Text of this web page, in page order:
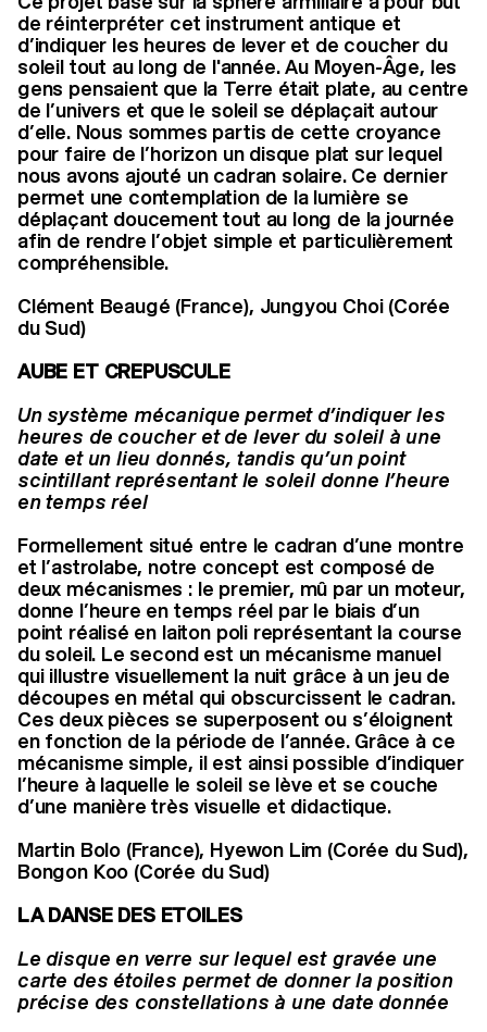
de réinterpréter cet instrument antique et
d’indiquer les heures de lever et de coucher du
soleil tout au long de l'année. Au Moyen-Âge, les
gens pensaient que la Terre était plate, au centre
de l’univers et que le soleil se déplaçait autour
d’elle. Nous sommes partis de cette croyance
pour faire de l’horizon un disque plat sur lequel
nous avons ajouté un cadran solaire. Ce dernier
permet une contemplation de la lumière se
déplaçant doucement tout au long de la journée
afin de rendre l’objet simple et particulièrement
compréhensible.
Clément Beaugé (France), Jungyou Choi (Corée
du Sud)
AUBE ET CREPUSCULE
Un système mécanique permet d’indiquer les
heures de coucher et de lever du soleil à une
date et un lieu donnés, tandis qu’un point
scintillant représentant le soleil donne l’heure
en temps réel
Formellement situé entre le cadran d’une montre
et l’astrolabe, notre concept est composé de
deux mécanismes : le premier, mû par un moteur,
donne l’heure en temps réel par le biais d’un
point réalisé en laiton poli représentant la course
du soleil. Le second est un mécanisme manuel
qui illustre visuellement la nuit grâce à un jeu de
découpes en métal qui obscurcissent le cadran.
Ces deux pièces se superposent ou s’éloignent
en fonction de la période de l’année. Grâce à ce
mécanisme simple, il est ainsi possible d’indiquer
l’heure à laquelle le soleil se lève et se couche
d’une manière très visuelle et didactique.
Martin Bolo (France), Hyewon Lim (Corée du Sud),
Bongon Koo (Corée du Sud)
LA DANSE DES ETOILES
Le disque en verre sur lequel est gravée une
carte des étoiles permet de donner la position
précise des constellations à une date donnée